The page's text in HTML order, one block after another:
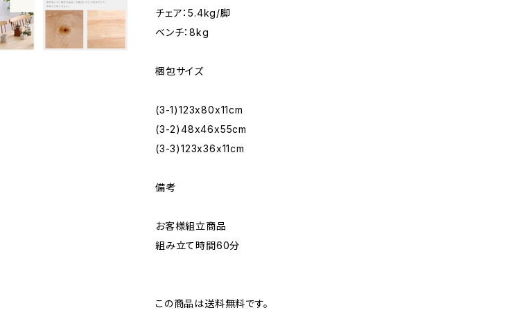
チェア：5.4kg/脚
ベンチ：8kg
梱包サイズ
(3-1)123x80x11cm
(3-2)48x46x55cm
(3-3)123x36x11cm
備考
お客様組立商品
組み立て時間60分
この商品は送料無料です。